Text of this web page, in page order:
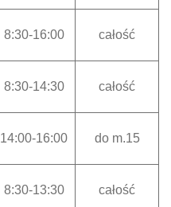
8:30-16:00 całość
8:30-14:30 całość
14:00-16:00 do m.15
8:30-13:30 całość